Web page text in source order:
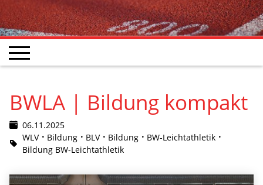
BWLA | Bildung kompakt
06.11.2025
WLV
Bildung BLV Bildung
BW-Leichtathletik
Bildung BW-Leichtathletik